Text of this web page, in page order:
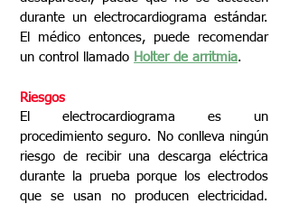
durante un electrocardiograma estándar.
El médico entonces, puede recomendar
un control llamado Holter de arritmia.
Riesgos
El electrocardiograma es un
procedimiento seguro. No conlleva ningún
riesgo de recibir una descarga eléctrica
durante la prueba porque los electrodos
que se usan no producen electricidad.